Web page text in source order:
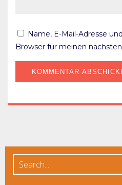
Name, E-Mail-Adresse
Browser für meinen